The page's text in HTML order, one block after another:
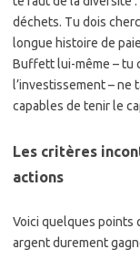
déchets. Tu dois
longue histoire de
Buffett lui-même – tu
l’investissement – ne
capables de tenir le
Les critères
actions
Voici quelques points
argent durement